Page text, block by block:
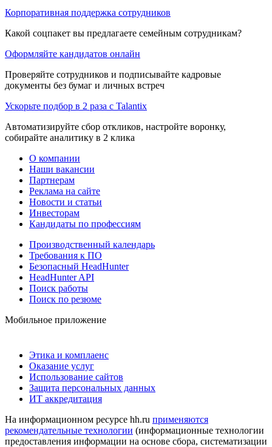
Корпоративная поддержка сотрудников
Какой соцпакет вы предлагаете семейным сотрудникам?
Оформляйте кандидатов онлайн
Проверяйте сотрудников и подписывайте кадровые
документы без бумаг и личных встреч
Ускорьте подбор в 2 раза с Talantix
Автоматизируйте сбор откликов, настройте воронку,
собирайте аналитику в 2 клика
О компании
Наши вакансии
Партнерам
Реклама на сайте
Новости и статьи
Инвесторам
Кандидаты по профессиям
Производственный календарь
Требования к ПО
Безопасный HeadHunter
HeadHunter API
Поиск работы
Поиск по резюме
Мобильное приложение
Этика и комплаенс
Оказание услуг
Использование сайтов
Защита персональных данных
ИТ аккредитация
На информационном ресурсе hh.ru применяются
рекомендательные технологии (информационные технологии
предоставления информации на основе сбора, систематизации